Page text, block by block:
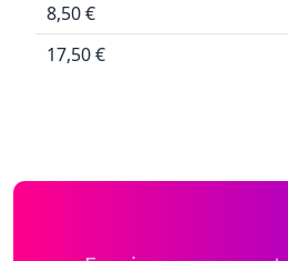
8,50 €
17,50 €